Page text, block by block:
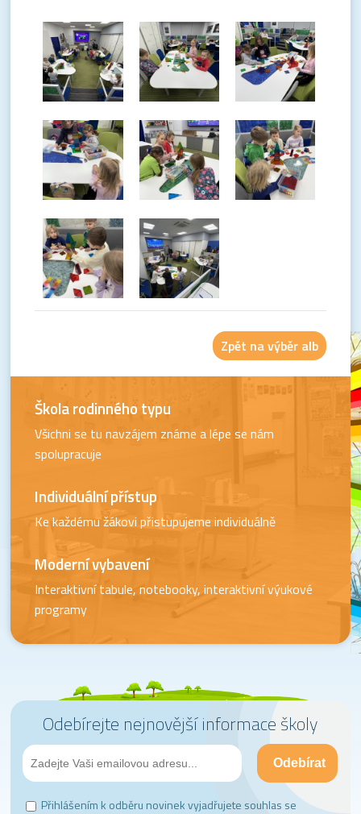
Zpět na výběr alb
Škola rodinného typu
Všichni se tu navzájem známe a lépe se nám
spolupracuje
Individuální přístup
Ke každému žákovi přistupujeme individuálně
Moderní vybavení
Interaktivní tabule, notebooky, interaktivní výukové
programy
Odebírejte nejnovější informace školy
Přihlášením k odběru novinek vyjadřujete souhlas se